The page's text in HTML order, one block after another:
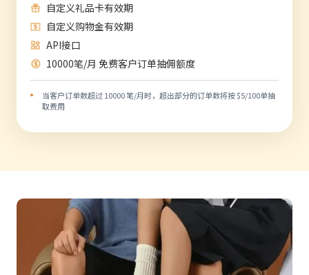
自定义礼品卡有效期
自定义购物金有效期
API接口
10000笔/月 免费客户订单抽佣额度
当客户订单数超过 10000 笔/月时，超出部分的订单数将按 $5/100单抽
取费用